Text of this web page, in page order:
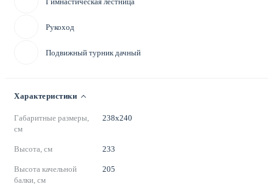
Рукоход
Подвижный турник дачный
Характеристики
Габаритные размеры,
см
238х240
Высота, см 233
Высота качельной
балки, см
205